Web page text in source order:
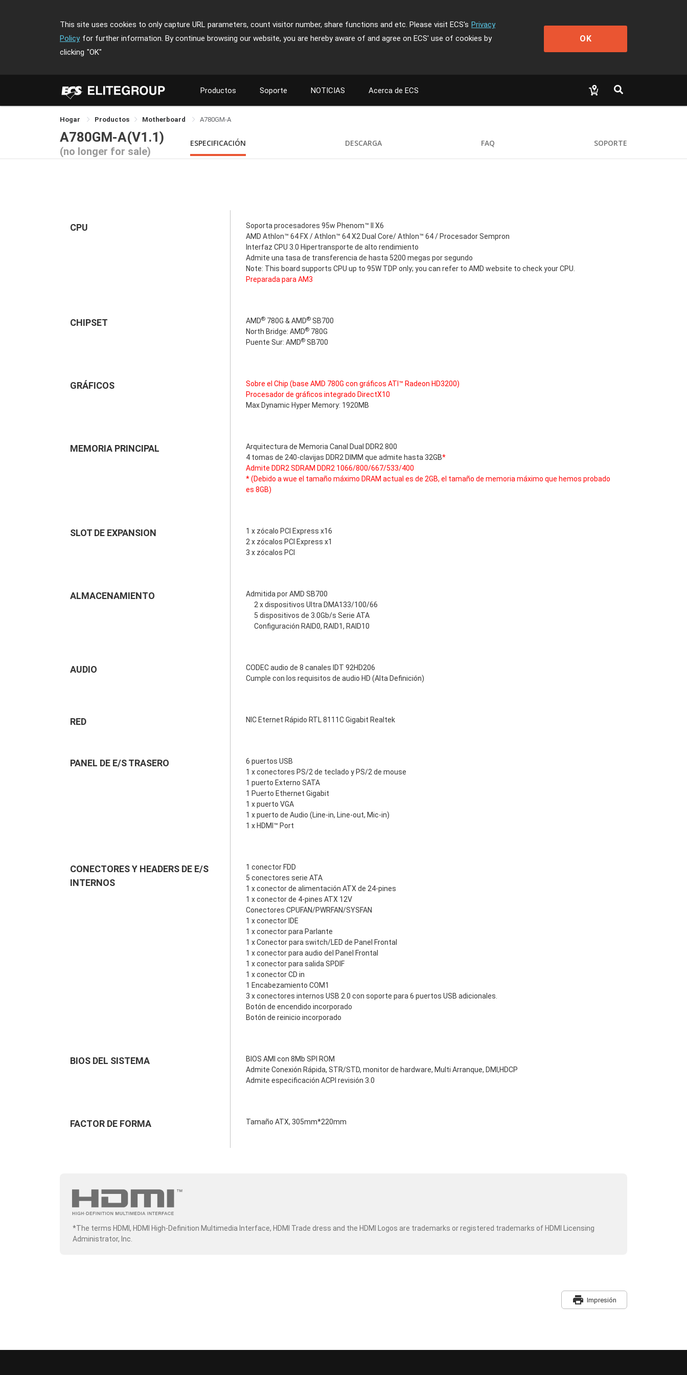
This site uses cookies to only capture URL parameters, count visitor number, share functions and etc. Please visit ECS's Privacy
Policy for further information. By continue browsing our website, you are hereby aware of and agree on ECS' use of cookies by
clicking "OK"
OK
Productos Soporte NOTICIAS Acerca de ECS
Hogar Productos Motherboard A780GM-A
A780GM-A(V1.1)
(no longer for sale)
ESPECIFICACIÓN DESCARGA FAQ SOPORTE
CPU
Soporta procesadores 95w Phenom™ II X6
AMD Athlon™ 64 FX / Athlon™ 64 X2 Dual Core/ Athlon™ 64 / Procesador Sempron
Interfaz CPU 3.0 Hipertransporte de alto rendimiento
Admite una tasa de transferencia de hasta 5200 megas por segundo
Note: This board supports CPU up to 95W TDP only; you can refer to AMD website to check your CPU.
Preparada para AM3
CHIPSET AMD® 780G & AMD® SB700
North Bridge: AMD® 780G
Puente Sur: AMD® SB700
GRÁFICOS
Sobre el Chip (base AMD 780G con gráficos ATI™ Radeon HD3200)
Procesador de gráficos integrado DirectX10
Max Dynamic Hyper Memory: 1920MB
MEMORIA PRINCIPAL
Arquitectura de Memoria Canal Dual DDR2 800
4 tomas de 240-clavijas DDR2 DIMM que admite hasta 32GB*
Admite DDR2 SDRAM DDR2 1066/800/667/533/400
* (Debido a wue el tamaño máximo DRAM actual es de 2GB, el tamaño de memoria máximo que hemos probado
es 8GB)
SLOT DE EXPANSION
1 x zócalo PCI Express x16
2 x zócalos PCI Express x1
3 x zócalos PCI
ALMACENAMIENTO
Admitida por AMD SB700
2 x dispositivos Ultra DMA133/100/66
5 dispositivos de 3.0Gb/s Serie ATA
Configuración RAID0, RAID1, RAID10
AUDIO
CODEC audio de 8 canales IDT 92HD206
Cumple con los requisitos de audio HD (Alta Definición)
RED NIC Eternet Rápido RTL 8111C Gigabit Realtek
PANEL DE E/S TRASERO
6 puertos USB
1 x conectores PS/2 de teclado y PS/2 de mouse
1 puerto Externo SATA
1 Puerto Ethernet Gigabit
1 x puerto VGA
1 x puerto de Audio (Line-in, Line-out, Mic-in)
1 x HDMI™ Port
CONECTORES Y HEADERS DE E/S
INTERNOS
1 conector FDD
5 conectores serie ATA
1 x conector de alimentación ATX de 24-pines
1 x conector de 4-pines ATX 12V
Conectores CPUFAN/PWRFAN/SYSFAN
1 x conector IDE
1 x conector para Parlante
1 x Conector para switch/LED de Panel Frontal
1 x conector para audio del Panel Frontal
1 x conector para salida SPDIF
1 x conector CD in
1 Encabezamiento COM1
3 x conectores internos USB 2.0 con soporte para 6 puertos USB adicionales.
Botón de encendido incorporado
Botón de reinicio incorporado
BIOS DEL SISTEMA
BIOS AMI con 8Mb SPI ROM
Admite Conexión Rápida, STR/STD, monitor de hardware, Multi Arranque, DMI,HDCP
Admite especificación ACPI revisión 3.0
FACTOR DE FORMA Tamaño ATX, 305mm*220mm
*The terms HDMI, HDMI High-Definition Multimedia Interface, HDMI Trade dress and the HDMI Logos are trademarks or registered trademarks of HDMI Licensing
Administrator, Inc.
print Impresión